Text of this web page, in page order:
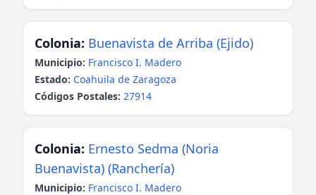
Colonia: Buenavista de Arriba (Ejido)
Municipio: Francisco I. Madero
Estado: Coahuila de Zaragoza
Códigos Postales: 27914
Colonia: Ernesto Sedma (Noria
Buenavista) (Ranchería)
Municipio: Francisco I. Madero